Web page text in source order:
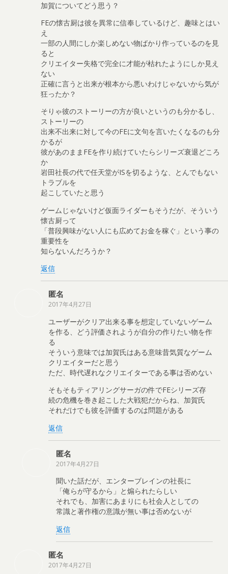
加賀についてどう思う？
FEの懐古厨は彼を異常に信奉しているけど、趣味とはい
え
一部の人間にしか楽しめない物ばかり作っているのを見
ると
クリエイター失格で完全に才能が枯れたようにしか見え
ない
正確に言うと出来が根本から悪いわけじゃないから気が
狂ったか？
そりゃ彼のストーリーの方が良いというのも分かるし、
ストーリーの
出来不出来に対して今のFEに文句を言いたくなるのも分
かるが
彼があのままFEを作り続けていたらシリーズ衰退どころ
か
岩田社長の代で任天堂がISを切るような、とんでもない
トラブルを
起こしていたと思う
ゲームじゃないけど仮面ライダーもそうだが、そういう
懐古厨って
「普段興味がない人にも広めてお金を稼ぐ」という事の
重要性を
知らないんだろうか？
返信
匿名
2017年4月27日
ユーザーがクリア出来る事を想定していないゲーム
を作る、どう評価されようが自分の作りたい物を作
る
そういう意味では加賀氏はある意味昔気質なゲーム
クリエイターだと思う
ただ、時代遅れなクリエイターである事は否めない
そもそもティアリングサーガの件でFEシリーズ存
続の危機を巻き起こした大戦犯だからね、加賀氏
それだけでも彼を評価するのは問題がある
返信
匿名
2017年4月27日
聞いた話だが、エンターブレインの社長に
「俺らが守るから」と煽られたらしい
それでも、加害にあまりにも社会人としての
常識と著作権の意識が無い事は否めないが
返信
匿名
2017年4月27日